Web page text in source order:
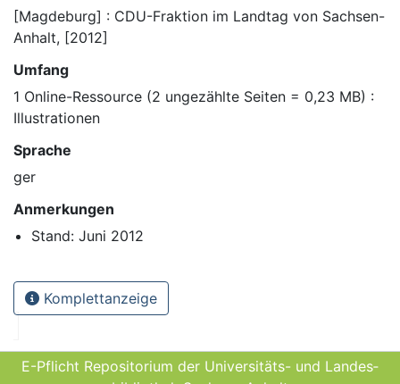
[Magdeburg] : CDU-Fraktion im Landtag von Sachsen-
Anhalt, [2012]
Umfang
1 Online-Ressource (2 ungezählte Seiten = 0,23 MB) :
Illustrationen
Sprache
ger
Anmerkungen
Stand: Juni 2012
Komplettanzeige
E-Pflicht Repositorium der Universitäts- und Landes­